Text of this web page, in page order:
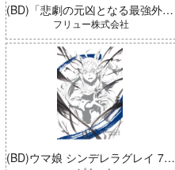
(BD)「悲劇の元凶となる最強外道ラスボス女王は民の為に尽くします。 Season2」BD-BOX 上巻
フリュー株式会社
(BD)ウマ娘 シンデレラグレイ 7 豪華版 (とらのあな限定版)